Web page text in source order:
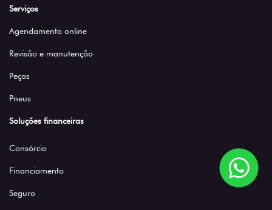
Serviços
Agendamento online
Revisão e manutenção
Peças
Pneus
Soluções financeiras
Consórcio
Financiamento
Seguro